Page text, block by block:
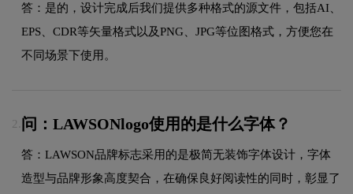
答：是的，设计完成后我们提供多种格式的源文件，包括AI、
EPS、CDR等矢量格式以及PNG、JPG等位图格式，方便您在
不同场景下使用。
2. 问：LAWSONlogo使用的是什么字体？
答：LAWSON品牌标志采用的是极简无装饰字体设计，字体
造型与品牌形象高度契合，在确保良好阅读性的同时，彰显了